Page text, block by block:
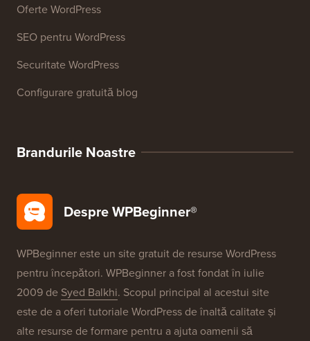
Oferte WordPress
SEO pentru WordPress
Securitate WordPress
Configurare gratuită blog
Brandurile Noastre
Despre WPBeginner®
WPBeginner este un site gratuit de resurse WordPress
pentru începători. WPBeginner a fost fondat în iulie
2009 de Syed Balkhi. Scopul principal al acestui site
este de a oferi tutoriale WordPress de înaltă calitate și
alte resurse de formare pentru a ajuta oamenii să